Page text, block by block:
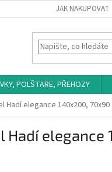
JAK NAKUPOVAT
POLŠTARE, PŘEHOZY
elegance 140x200, 70x90
elegance